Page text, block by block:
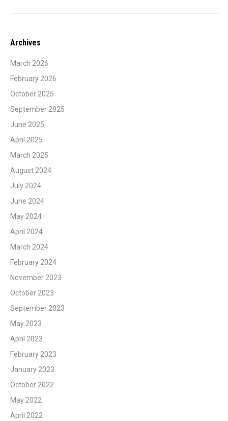
Archives
March 2026
February 2026
October 2025
September 2025
June 2025
April 2025
March 2025
August 2024
July 2024
June 2024
May 2024
April 2024
March 2024
February 2024
November 2023
October 2023
September 2023
May 2023
April 2023
February 2023
January 2023
October 2022
May 2022
April 2022